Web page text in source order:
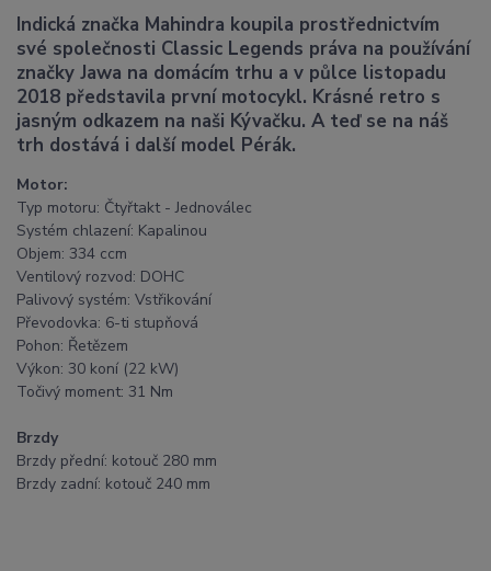
Indická značka Mahindra koupila prostřednictvím
své společnosti Classic Legends práva na používání
značky Jawa na domácím trhu a v půlce listopadu
2018 představila první motocykl. Krásné retro s
jasným odkazem na naši Kývačku. A teď se na náš
trh dostává i další model Pérák.
Motor:
Typ motoru: Čtyřtakt - Jednoválec
Systém chlazení: Kapalinou
Objem: 334 ccm
Ventilový rozvod: DOHC
Palivový systém: Vstřikování
Převodovka: 6-ti stupňová
Pohon: Řetězem
Výkon: 30 koní (22 kW)
Točivý moment: 31 Nm
Brzdy
Brzdy přední: kotouč 280 mm
Brzdy zadní: kotouč 240 mm